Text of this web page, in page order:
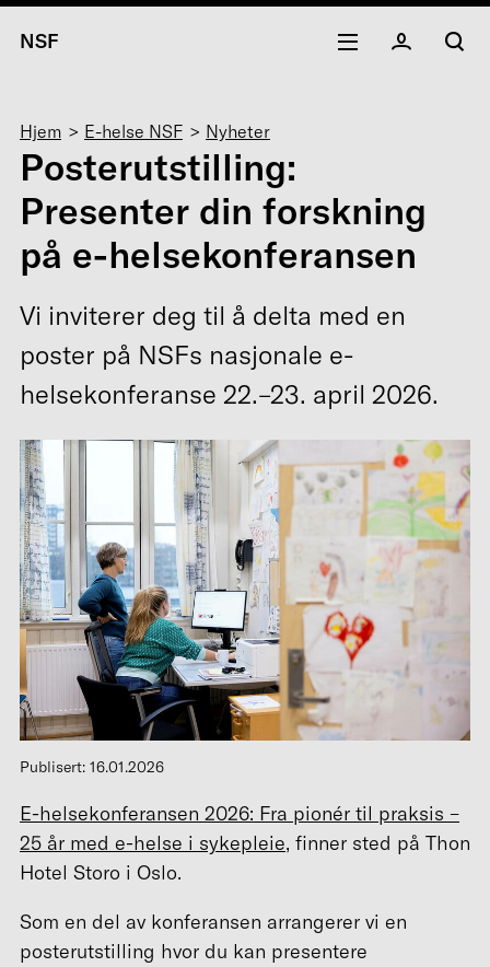
NSF
Navigasjonssti
Hjem E-helse NSF Nyheter
Posterutstilling:
Presenter din forskning
på e-helsekonferansen
Vi inviterer deg til å delta med en
poster på NSFs nasjonale e-
helsekonferanse 22.–23. april 2026.
Publisert: 16.01.2026
E-helsekonferansen 2026: Fra pionér til praksis –
25 år med e-helse i sykepleie, finner sted på Thon
Hotel Storo i Oslo.
Som en del av konferansen arrangerer vi en
posterutstilling hvor du kan presentere